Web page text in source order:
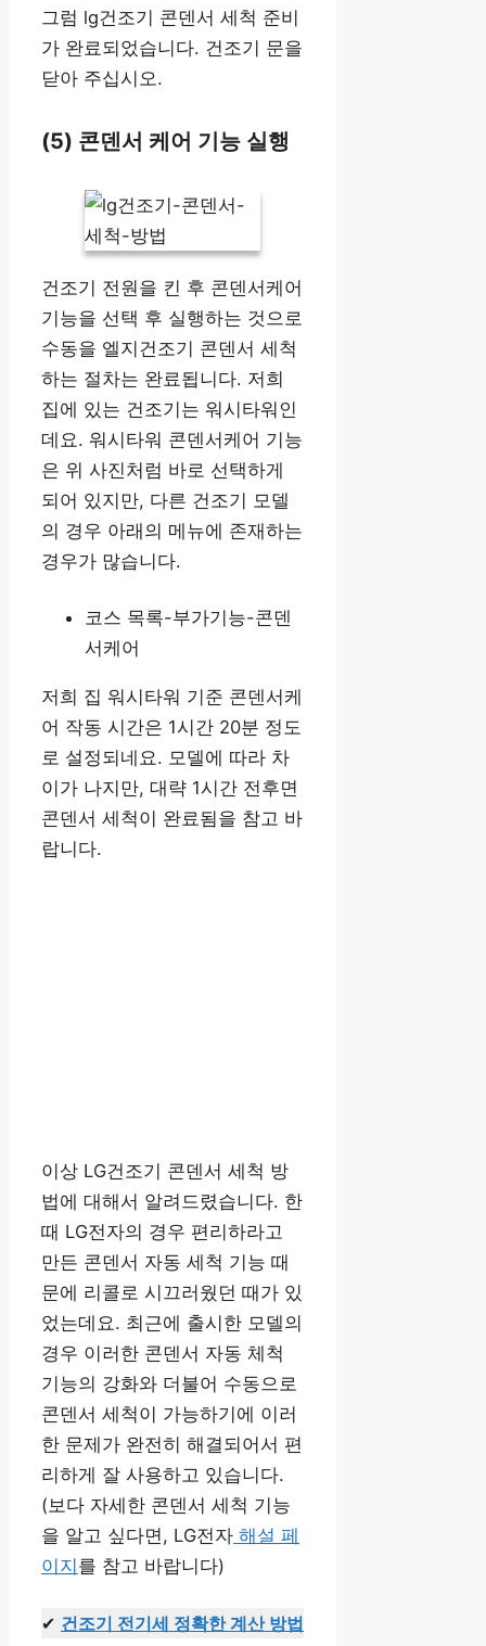
그럼 lg건조기 콘덴서 세척 준비
가 완료되었습니다. 건조기 문을
닫아 주십시오.
(5) 콘덴서 케어 기능 실행
건조기 전원을 킨 후 콘덴서케어
기능을 선택 후 실행하는 것으로
수동을 엘지건조기 콘덴서 세척
하는 절차는 완료됩니다. 저희
집에 있는 건조기는 워시타워인
데요. 워시타워 콘덴서케어 기능
은 위 사진처럼 바로 선택하게
되어 있지만, 다른 건조기 모델
의 경우 아래의 메뉴에 존재하는
경우가 많습니다.
코스 목록-부가기능-콘덴
서케어
저희 집 워시타워 기준 콘덴서케
어 작동 시간은 1시간 20분 정도
로 설정되네요. 모델에 따라 차
이가 나지만, 대략 1시간 전후면
콘덴서 세척이 완료됨을 참고 바
랍니다.
이상 LG건조기 콘덴서 세척 방
법에 대해서 알려드렸습니다. 한
때 LG전자의 경우 편리하라고
만든 콘덴서 자동 세척 기능 때
문에 리콜로 시끄러웠던 때가 있
었는데요. 최근에 출시한 모델의
경우 이러한 콘덴서 자동 체척
기능의 강화와 더불어 수동으로
콘덴서 세척이 가능하기에 이러
한 문제가 완전히 해결되어서 편
리하게 잘 사용하고 있습니다.
(보다 자세한 콘덴서 세척 기능
을 알고 싶다면, LG전자 해설 페
이지 를 참고 바랍니다)
✔ 건조기 전기세 정확한 계산 방법